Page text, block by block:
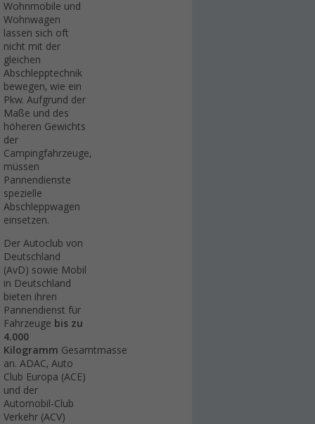
Wohnmobile und
Wohnwagen
lassen sich oft
nicht mit der
gleichen
Abschlepptechnik
bewegen, wie ein
Pkw. Aufgrund der
Maße und des
höheren Gewichts
der
Campingfahrzeuge,
müssen
Pannendienste
spezielle
Abschleppwagen
einsetzen.
Der Autoclub von
Deutschland
(AvD) sowie Mobil
in Deutschland
bieten ihren
Pannendienst für
Fahrzeuge bis zu
4.000
Kilogramm Gesamtmasse
an. ADAC, Auto
Club Europa (ACE)
und der
Automobil-Club
Verkehr (ACV)